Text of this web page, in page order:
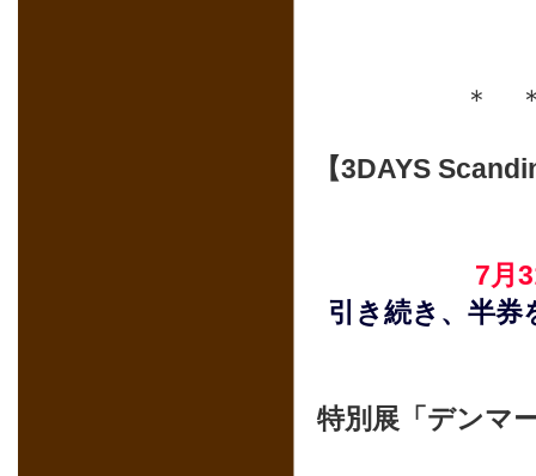
＊
【3DAYS
7月
引き続き、半
特別展「デンマ